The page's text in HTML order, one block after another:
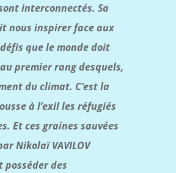
interconnectés. Sa
nous inspirer face aux
que le monde doit
premier rang desquels,
du climat. C’est la
à l’exil les réfugiés
Et ces graines sauvées
Nikolaï VAVILOV
des